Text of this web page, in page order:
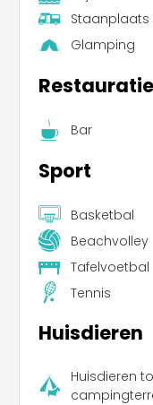
Glamping
Restauratie
Bar
Sport
Basketbal
Beachvolley
Tafelvoetbal
Tennis
Huisdieren
Huisdieren